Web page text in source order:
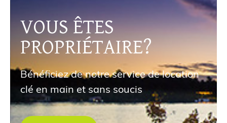
VOUS ÊTES
PROPRIÉTAIRE?
Bénéficiez de notre service de location
clé en main et sans soucis